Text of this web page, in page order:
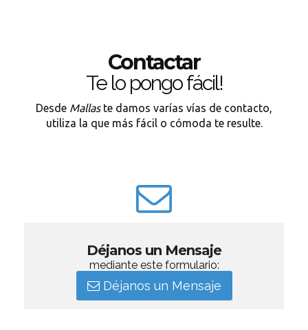
Contactar
Te lo pongo fácil!
Desde Mallaste damos varías vías de contacto,
utiliza la que más fácil o cómoda te resulte.
Déjanos un Mensaje
mediante este formulario:
Déjanos un Mensaje